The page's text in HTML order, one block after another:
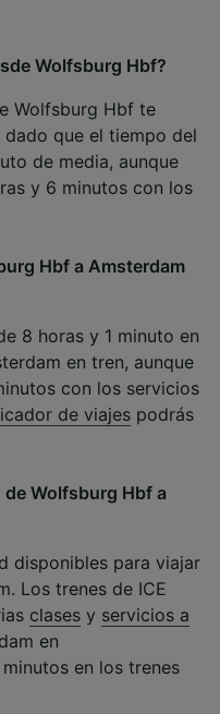
Wolfsburg Hbf?
Wolfsburg Hbf te
que el tiempo del
de media, aunque
y 6 minutos con los
Hbf a Amsterdam
8 horas y 1 minuto en
en tren, aunque
con los servicios
de viajes podrás
Wolfsburg Hbf a
disponibles para viajar
Los trenes de ICE
clases y servicios a
en
en los trenes